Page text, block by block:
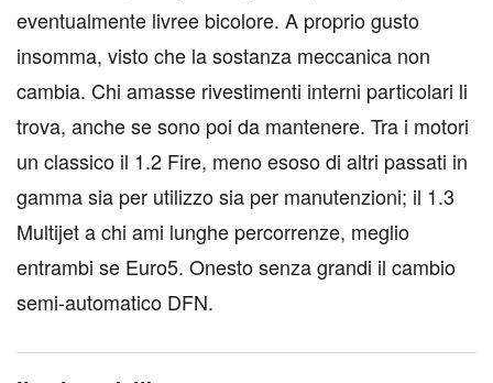
eventualmente livree bicolore. A proprio gusto
insomma, visto che la sostanza meccanica non
cambia. Chi amasse rivestimenti interni particolari li
trova, anche se sono poi da mantenere. Tra i motori
un classico il 1.2 Fire, meno esoso di altri passati in
gamma sia per utilizzo sia per manutenzioni; il 1.3
Multijet a chi ami lunghe percorrenze, meglio
entrambi se Euro5. Onesto senza grandi il cambio
semi-automatico DFN.